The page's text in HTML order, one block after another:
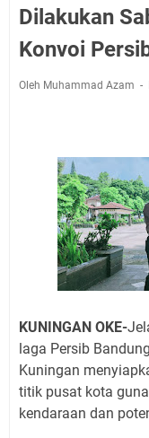
12
Ini
Dilakukan
Konvoi
Oleh Muhammad Azam
KUNINGAN OKE-
laga Persib
Kuningan
titik pusat kota
kendaraan dan